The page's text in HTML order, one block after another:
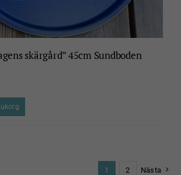
skärgård” 45cm Sundboden
1 2 Nästa